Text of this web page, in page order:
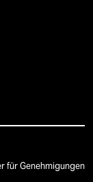
für Genehmigungen